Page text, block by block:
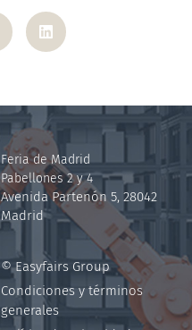
Feria de Madrid
Pabellones 2 y 4
Avenida Partenón 5, 28042
Madrid
© Easyfairs Group
Condiciones y términos
generales